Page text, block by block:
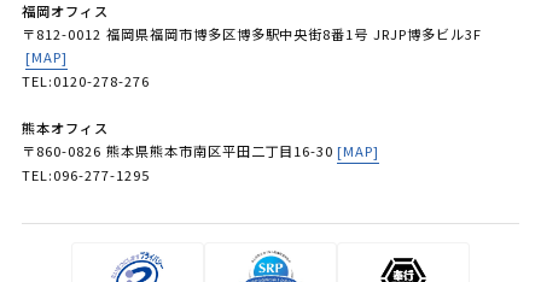
福岡オフィス
〒812-0012 福岡県福岡市博多区博多駅中央街8番1号 JRJP博多ビル3F
[MAP]
TEL:0120-278-276
熊本オフィス
〒860-0826 熊本県熊本市南区平田二丁目16-30 [MAP]
TEL:096-277-1295